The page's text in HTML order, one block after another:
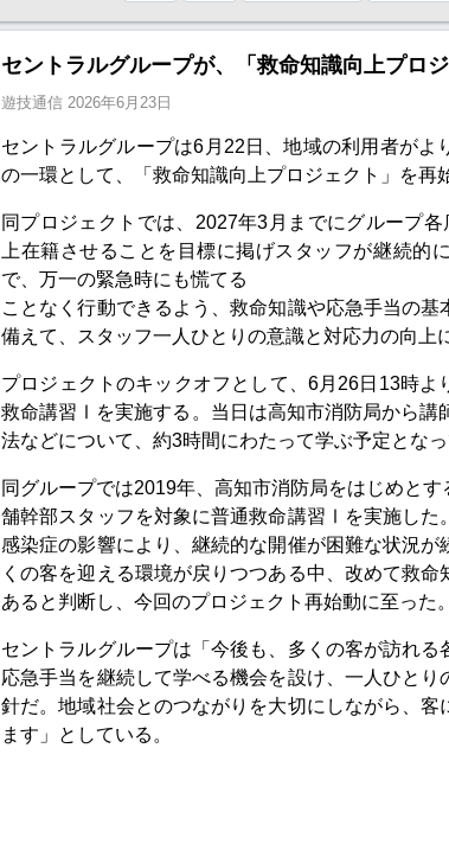
セントラルグループが、「救命知識向上プロ
遊技通信 2026年6月23日
セントラルグループは6月22日、地域の利用者がよ
の一環として、「救命知識向上プロジェクト」を再
同プロジェクトでは、2027年3月までにグループ
上在籍させることを目標に掲げスタッフが継続的
で、万一の緊急時にも慌てる
ことなく行動できるよう、救命知識や応急手当の
備えて、スタッフ一人ひとりの意識と対応力の向上
プロジェクトのキックオフとして、6月26日13時よ
救命講習Ⅰを実施する。当日は高知市消防局から講
法などについて、約3時間にわたって学ぶ予定となっ
同グループでは2019年、高知市消防局をはじめと
舗幹部スタッフを対象に普通救命講習Ⅰを実施した
感染症の影響により、継続的な開催が困難な状況
くの客を迎える環境が戻りつつある中、改めて救
あると判断し、今回のプロジェクト再始動に至った。
セントラルグループは「今後も、多くの客が訪れ
応急手当を継続して学べる機会を設け、一人ひと
針だ。地域社会とのつながりを大切にしながら、客
ます」としている。